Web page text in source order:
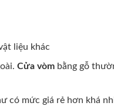
liệu khác
Cửa vòm bằng gỗ
có mức giá rẻ hơn khá